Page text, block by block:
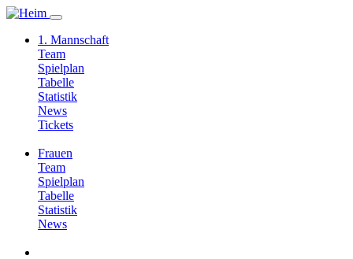
1. Mannschaft
Team
Spielplan
Tabelle
Statistik
News
Tickets
Frauen
Team
Spielplan
Tabelle
Statistik
News